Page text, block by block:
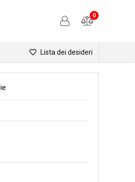
0
Lista dei desideri